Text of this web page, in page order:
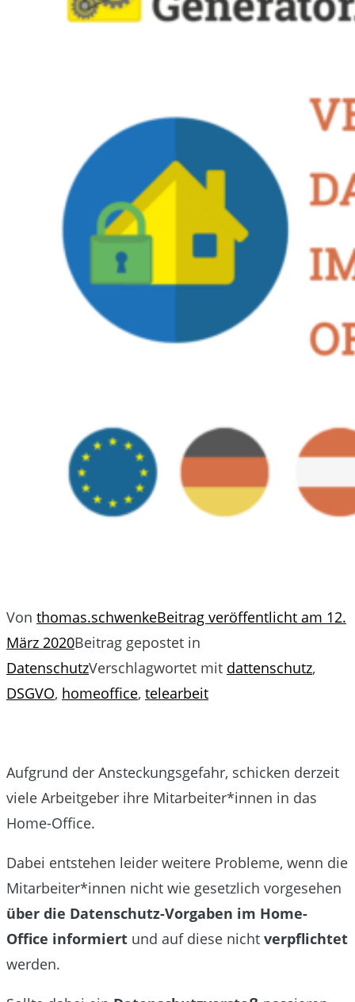
Von thomas.schwenkeBeitrag veröffentlicht am 12.
März 2020Beitrag gepostet in
DatenschutzVerschlagwortet mit dattenschutz,
DSGVO, homeoffice, telearbeit
Aufgrund der Ansteckungsgefahr, schicken derzeit
viele Arbeitgeber ihre Mitarbeiter*innen in das
Home-Office.
Dabei entstehen leider weitere Probleme, wenn die
Mitarbeiter*innen nicht wie gesetzlich vorgesehen
über die Datenschutz-Vorgaben im Home-
Office informiert und auf diese nicht verpflichtet
werden.